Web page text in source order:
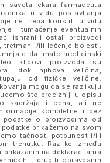
saveta lekara, farmaceuta
u vidu postavljanja
ne treba koristiti u vidu
i tumačenje eventualnih
ishrani i ostali proizvodi
tretman i/ili lečenje bolesti.
da imate medicinski
klipovi proizvoda su
dok njihova veličina,
od fizičke veličine.
mogu da se razlikuju
što precizniji u opisu
sadržaja i cena, ali ne
kompletne i bez
podatke o proizvodima od
prikažemo na svom
tačnost, potpunost i/ili
trenutku. Razlike između
na deklaracijama
i drugih opravdanih